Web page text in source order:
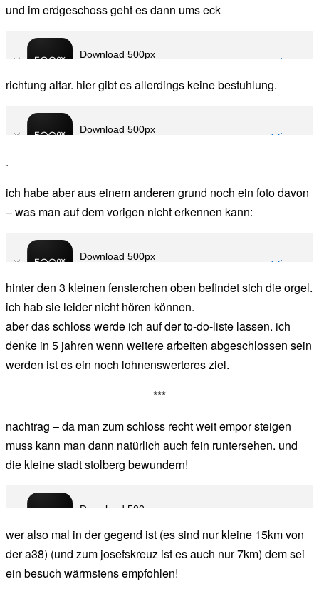
und im erdgeschoss geht es dann ums eck
richtung altar. hier gibt es allerdings keine bestuhlung.
.
ich habe aber aus einem anderen grund noch ein foto davon
– was man auf dem vorigen nicht erkennen kann:
hinter den 3 kleinen fensterchen oben befindet sich die orgel.
ich hab sie leider nicht hören können.
aber das schloss werde ich auf der to-do-liste lassen. ich
denke in 5 jahren wenn weitere arbeiten abgeschlossen sein
werden ist es ein noch lohnenswerteres ziel.
***
nachtrag – da man zum schloss recht weit empor steigen
muss kann man dann natürlich auch fein runtersehen. und
die kleine stadt stolberg bewundern!
wer also mal in der gegend ist (es sind nur kleine 15km von
der a38) (und zum josefskreuz ist es auch nur 7km) dem sei
ein besuch wärmstens empfohlen!